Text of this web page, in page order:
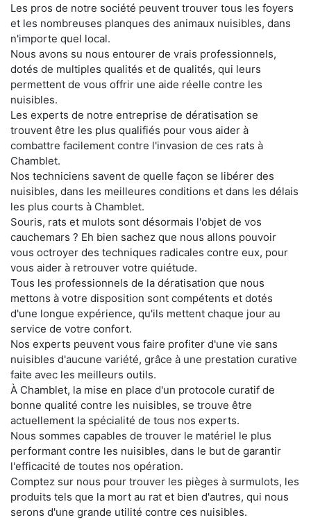
Les pros de notre société peuvent trouver tous les foyers
et les nombreuses planques des animaux nuisibles, dans
n'importe quel local.
Nous avons su nous entourer de vrais professionnels,
dotés de multiples qualités et de qualités, qui leurs
permettent de vous offrir une aide réelle contre les
nuisibles.
Les experts de notre entreprise de dératisation se
trouvent être les plus qualifiés pour vous aider à
combattre facilement contre l'invasion de ces rats à
Chamblet.
Nos techniciens savent de quelle façon se libérer des
nuisibles, dans les meilleures conditions et dans les délais
les plus courts à Chamblet.
Souris, rats et mulots sont désormais l'objet de vos
cauchemars ? Eh bien sachez que nous allons pouvoir
vous octroyer des techniques radicales contre eux, pour
vous aider à retrouver votre quiétude.
Tous les professionnels de la dératisation que nous
mettons à votre disposition sont compétents et dotés
d'une longue expérience, qu'ils mettent chaque jour au
service de votre confort.
Nos experts peuvent vous faire profiter d'une vie sans
nuisibles d'aucune variété, grâce à une prestation curative
faite avec les meilleurs outils.
À Chamblet, la mise en place d'un protocole curatif de
bonne qualité contre les nuisibles, se trouve être
actuellement la spécialité de tous nos experts.
Nous sommes capables de trouver le matériel le plus
performant contre les nuisibles, dans le but de garantir
l'efficacité de toutes nos opération.
Comptez sur nous pour trouver les pièges à surmulots, les
produits tels que la mort au rat et bien d'autres, qui nous
serons d'une grande utilité contre ces nuisibles.